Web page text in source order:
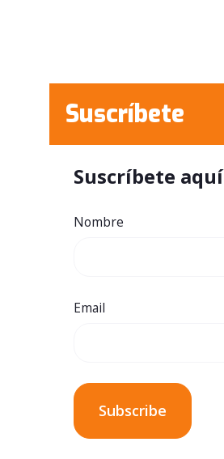
Suscríbete
Suscríbete aquí
Nombre
Email